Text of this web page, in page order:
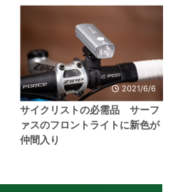
2021/6/6
サイクリストの必需品 サーフ
ァスのフロントライトに新色が
仲間入り